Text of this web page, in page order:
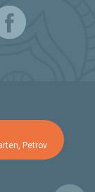
, Petrov